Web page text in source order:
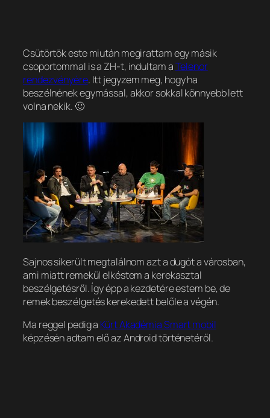
Csütörtök este miután megirattam egy másik
csoportommal is a ZH-t, indultam aTelenor
rendezvényére. Itt jegyzem meg, hogy ha
beszélnének egymással, akkor sokkal könnyebb lett
volna nekik. 🙂
Sajnos sikerült megtalálnom azt a dugót a városban,
ami miatt remekül elkéstem a kerekasztal
beszélgetésről. Így épp a kezdetére estem be, de
remek beszélgetés kerekedett belőle a végén.
Ma reggel pedig a Kürt Akadémia Smart mobil
képzésén adtam elő az Android történetéről.